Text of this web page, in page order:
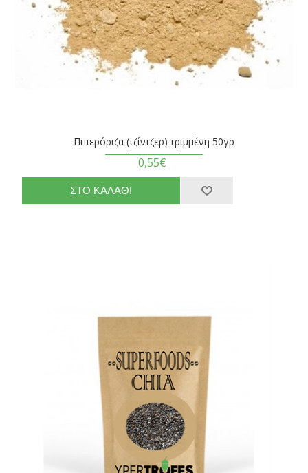
Πιπερόριζα (τζίντζερ) τριμμένη 50γρ
0,55€